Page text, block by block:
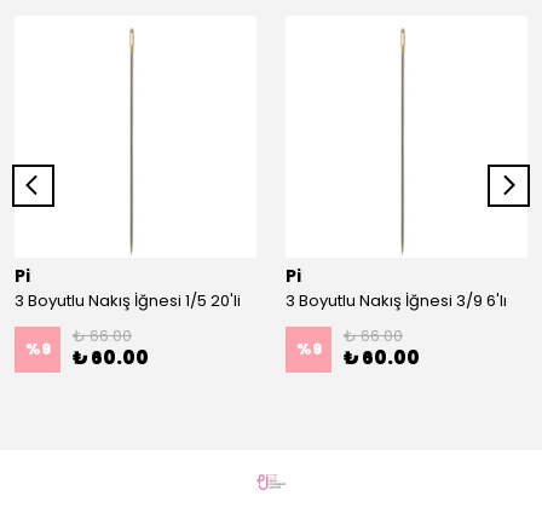
Pi
3 Boyutlu Nakış İğnesi 1/5 20'li
%9
₺ 66.00
₺ 60.00
Pi
3 Boyutlu Nakış İğnesi 3/9 6'lı
%9
₺ 66.00
₺ 60.00